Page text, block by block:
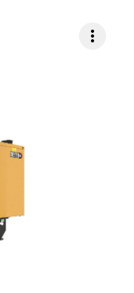
more_vert